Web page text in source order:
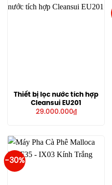
Thiết bị lọc nước tích hợp
Cleansui EU201
29.000.000₫
-30%